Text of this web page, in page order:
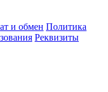
и обмен Политика
Реквизиты